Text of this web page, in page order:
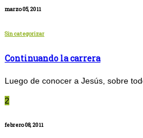
marzo 05, 2011
Sin categorizar
Continuando la carrera
Luego de conocer a Jesús, sobre
2
febrero 08, 2011